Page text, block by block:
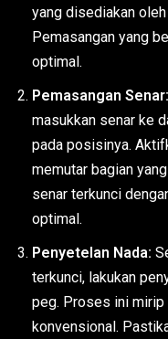
yang disediakan
Pemasangan yang
optimal.
Pemasangan Senar:
masukkan senar ke
pada posisinya.
memutar bagian
senar terkunci
optimal.
Penyetelan Nada:
terkunci, lakukan
peg. Proses ini mirip
konvensional.